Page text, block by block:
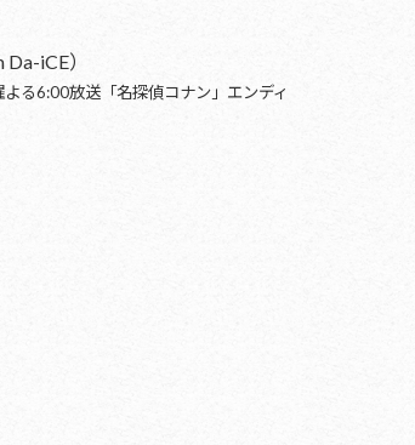
iCE）
る6:00放送「名探偵コナン」エンディ